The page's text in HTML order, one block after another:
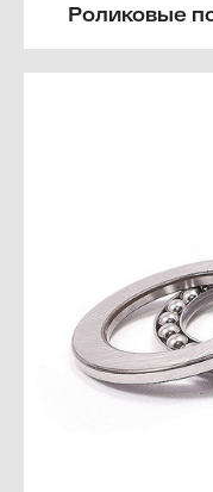
Роликовые